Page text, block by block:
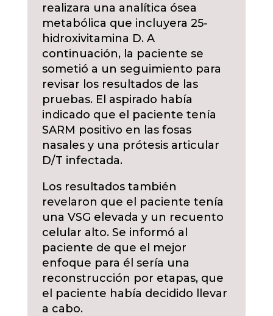
realizara una analítica ósea
metabólica que incluyera 25-
hidroxivitamina D. A
continuación, la paciente se
sometió a un seguimiento para
revisar los resultados de las
pruebas. El aspirado había
indicado que el paciente tenía
SARM positivo en las fosas
nasales y una prótesis articular
D/T infectada.
Los resultados también
revelaron que el paciente tenía
una VSG elevada y un recuento
celular alto. Se informó al
paciente de que el mejor
enfoque para él sería una
reconstrucción por etapas, que
el paciente había decidido llevar
a cabo.